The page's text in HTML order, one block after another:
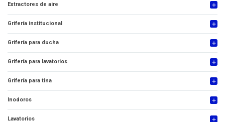
Extractores de aire add
Grifería institucional add
Grifería para ducha add
Grifería para lavatorios add
Grifería para tina add
Inodoros add
Lavatorios add